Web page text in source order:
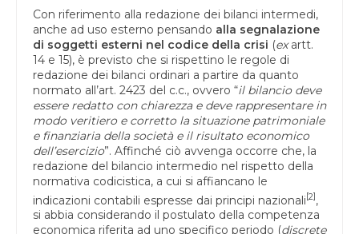
Con riferimento alla redazione dei bilanci intermedi,
anche ad uso esterno pensando alla segnalazione
di soggetti esterni nel codice della crisi (exartt.
14 e 15), è previsto che si rispettino le regole di
redazione dei bilanci ordinari a partire da quanto
normato all’art. 2423 del c.c., ovvero “il bilancio deve
essere redatto con chiarezza e deve rappresentare in
modo veritiero e corretto la situazione patrimoniale
e finanziaria della società e il risultato economico
dell’esercizio”. Affinché ciò avvenga occorre che, la
redazione del bilancio intermedio nel rispetto della
normativa codicistica, a cui si affiancano le
indicazioni contabili espresse dai principi nazionali [2] ,
si abbia considerando il postulato della competenza
economica riferita ad uno specifico periodo (discrete